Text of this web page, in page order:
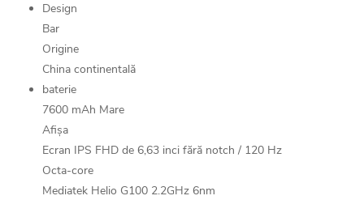
Design
Bar
Origine
China continentală
baterie
7600 mAh Mare
Afişa
Ecran IPS FHD de 6,63 inci fără notch / 120 Hz
Octa-core
Mediatek Helio G100 2.2GHz 6nm